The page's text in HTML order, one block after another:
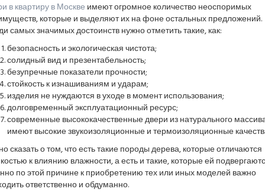
в квартиру в Москве имеют огромное количество неоспоримых
которые и выделяют их на фоне остальных предложений.
самых значимых достоинств нужно отметить такие, как:
безопасность и экологическая чистота;
солидный вид и презентабельность;
безупречные показатели прочности;
стойкость к изнашиваниям и ударам;
изделия не нуждаются в уходе в момент использования;
долговременный эксплуатационный ресурс;
современные высококачественные двери из натурального
имеют высокие звукоизоляционные и термоизоляционные
сказать о том, что есть такие породы дерева, которые отличаются
к влиянию влажности, а есть и такие, которые ей
по этой причине к приобретению тех или иных моделей важно
ответственно и обдуманно.